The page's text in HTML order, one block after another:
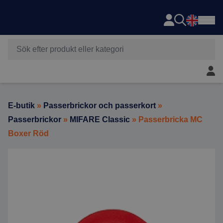
Mitt
E-butik » Passerbrickor och passerkort »
Passerbrickor » MIFARE Classic » Passerbricka MC
Boxer Röd